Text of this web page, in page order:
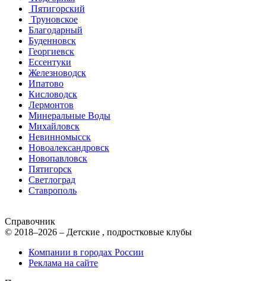
Пятигорский
Труновское
Благодарный
Буденновск
Георгиевск
Ессентуки
Железноводск
Ипатово
Кисловодск
Лермонтов
Минеральные Воды
Михайловск
Невинномысск
Новоалександровск
Новопавловск
Пятигорск
Светлоград
Ставрополь
Справочник
© 2018–2026 – Детские , подростковые клубы
Компании в городах России
Реклама на сайте